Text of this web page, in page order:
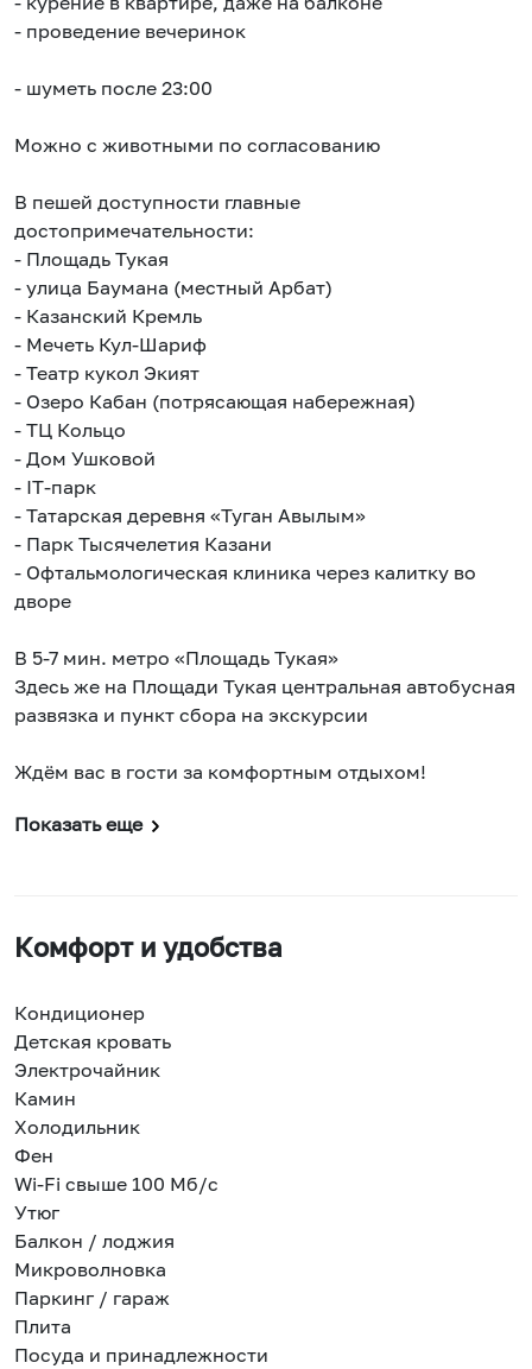
- проведение вечеринок
- шуметь после 23:00
Можно с животными по согласованию
В пешей доступности главные
достопримечательности:
- Площадь Тукая
- улица Баумана (местный Арбат)
- Казанский Кремль
- Мечеть Кул-Шариф
- Театр кукол Экият
- Озеро Кабан (потрясающая набережная)
- ТЦ Кольцо
- Дом Ушковой
- IT-парк
- Татарская деревня «Туган Авылым»
- Парк Тысячелетия Казани
- Офтальмологическая клиника через калитку во
дворе
В 5-7 мин. метро «Площадь Тукая»
Здесь же на Площади Тукая центральная автобусная
развязка и пункт сбора на экскурсии
Ждём вас в гости за комфортным отдыхом!
Показать еще
Комфорт и удобства
Кондиционер
Детская кровать
Электрочайник
Камин
Холодильник
Фен
Wi-Fi свыше 100 Мб/с
Утюг
Балкон / лоджия
Микроволновка
Паркинг / гараж
Плита
Посуда и принадлежности